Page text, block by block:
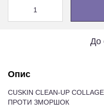
До
Опис
CUSKIN CLEAN-UP
ПРОТИ ЗМОРШОК